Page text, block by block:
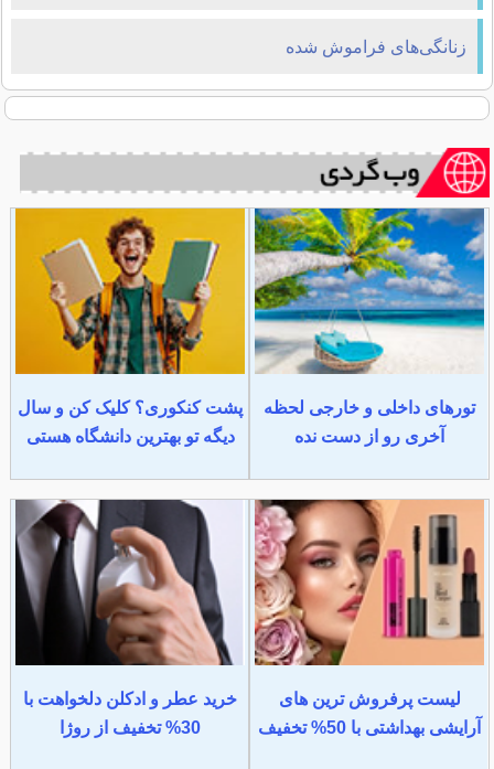
زنانگی‌های فراموش شده
تورهای داخلی و خارجی لحظه
آخری رو از دست نده
پشت کنکوری؟ کلیک کن و سال
دیگه تو بهترین دانشگاه هستی
لیست پرفروش ترین های
آرایشی بهداشتی با 50% تخفیف
خرید عطر و ادکلن دلخواهت با
30% تخفیف از روژا